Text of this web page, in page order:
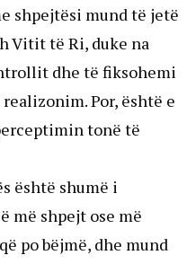
shpejtësi mund të jetë
Vitit të Ri, duke na
dhe të fiksohemi
Por, është e
tonë të
është shumë i
më shpejt ose më
po bëjmë, dhe mund